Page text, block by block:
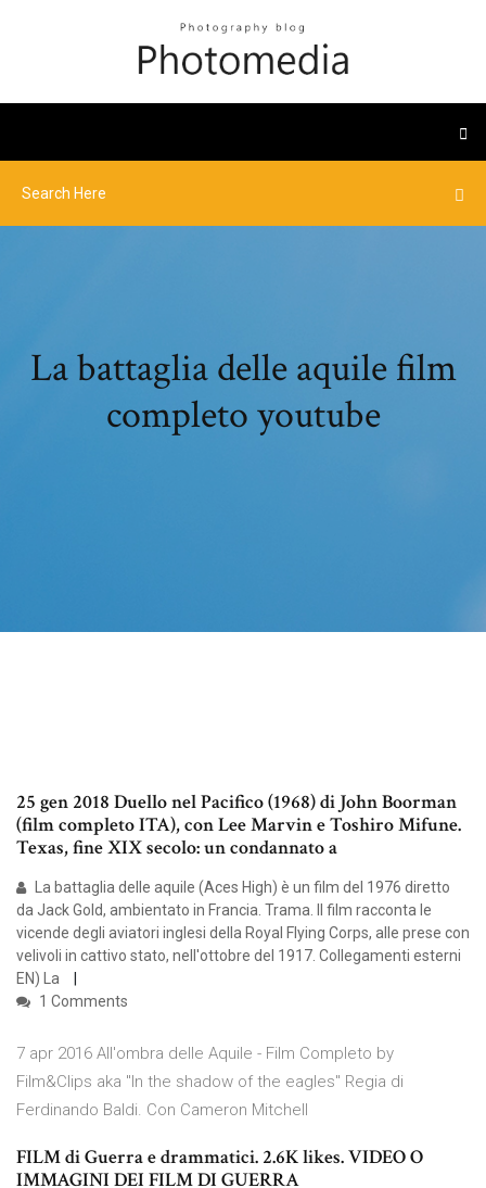
La battaglia delle aquile film
completo youtube
25 gen 2018 Duello nel Pacifico (1968) di John Boorman
(film completo ITA), con Lee Marvin e Toshiro Mifune.
Texas, fine XIX secolo: un condannato a
La battaglia delle aquile (Aces High) è un film del 1976 diretto
da Jack Gold, ambientato in Francia. Trama. Il film racconta le
vicende degli aviatori inglesi della Royal Flying Corps, alle prese con
velivoli in cattivo stato, nell'ottobre del 1917. Collegamenti esterni
EN) La
1 Comments
7 apr 2016 All'ombra delle Aquile - Film Completo by
Film&Clips aka "In the shadow of the eagles" Regia di
Ferdinando Baldi. Con Cameron Mitchell
FILM di Guerra e drammatici. 2.6K likes. VIDEO O
IMMAGINI DEI FILM DI GUERRA